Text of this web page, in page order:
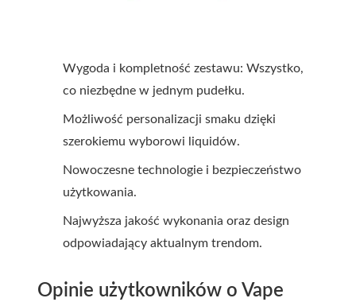
Wygoda i kompletność zestawu: Wszystko,
co niezbędne w jednym pudełku.
Możliwość personalizacji smaku dzięki
szerokiemu wyborowi liquidów.
Nowoczesne technologie i bezpieczeństwo
użytkowania.
Najwyższa jakość wykonania oraz design
odpowiadający aktualnym trendom.
Opinie użytkowników o Vape